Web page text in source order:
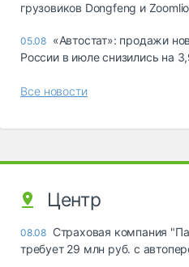
грузовиков Dongfeng и
05.08 «Автостат»: продажи
России в июле снизились на
Все новости
Центр
08.08 Страховая компания
требует 29 млн руб. с